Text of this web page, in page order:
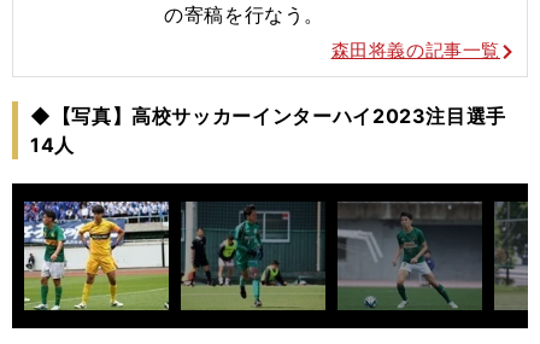
の寄稿を行なう。
森田将義の記事一覧
◆【写真】高校サッカーインターハイ2023注目選手
14人